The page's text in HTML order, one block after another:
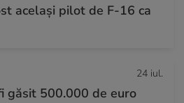
același pilot de F-16 ca
24 iul.
găsit 500.000 de euro